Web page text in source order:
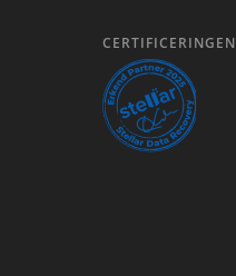
CERTIFICERINGEN